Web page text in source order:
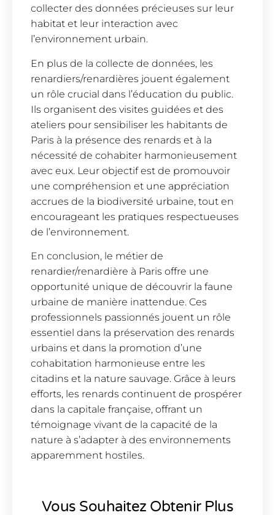
collecter des données précieuses sur leur
habitat et leur interaction avec
l’environnement urbain.
En plus de la collecte de données, les
renardiers/renardières jouent également
un rôle crucial dans l’éducation du public.
Ils organisent des visites guidées et des
ateliers pour sensibiliser les habitants de
Paris à la présence des renards et à la
nécessité de cohabiter harmonieusement
avec eux. Leur objectif est de promouvoir
une compréhension et une appréciation
accrues de la biodiversité urbaine, tout en
encourageant les pratiques respectueuses
de l’environnement.
En conclusion, le métier de
renardier/renardière à Paris offre une
opportunité unique de découvrir la faune
urbaine de manière inattendue. Ces
professionnels passionnés jouent un rôle
essentiel dans la préservation des renards
urbains et dans la promotion d’une
cohabitation harmonieuse entre les
citadins et la nature sauvage. Grâce à leurs
efforts, les renards continuent de prospérer
dans la capitale française, offrant un
témoignage vivant de la capacité de la
nature à s’adapter à des environnements
apparemment hostiles.
Vous Souhaitez Obtenir Plus